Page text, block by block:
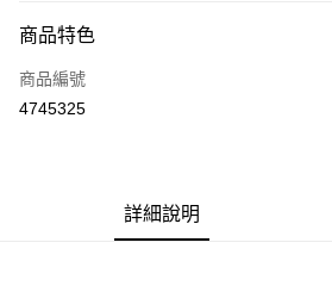
信用卡一次付款
超商取貨付款
商品特色
商品編號
4745325
詳細說明